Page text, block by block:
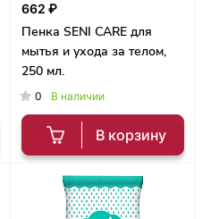
662 ₽
Пенка SENI CARE для
мытья и ухода за телом,
250 мл.
0 В наличии
В корзину